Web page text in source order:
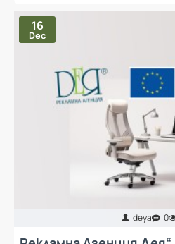
16
Dec